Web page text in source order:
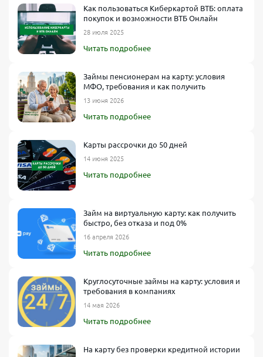
Как пользоваться Киберкартой ВТБ: оплата
покупок и возможности ВТБ Онлайн
28 июля 2025
Читать подробнее
Займы пенсионерам на карту: условия
МФО, требования и как получить
13 июня 2026
Читать подробнее
Карты рассрочки до 50 дней
14 июня 2025
Читать подробнее
Займ на виртуальную карту: как получить
быстро, без отказа и под 0%
16 апреля 2026
Читать подробнее
Круглосуточные займы на карту: условия и
требования в компаниях
14 мая 2026
Читать подробнее
На карту без проверки кредитной истории